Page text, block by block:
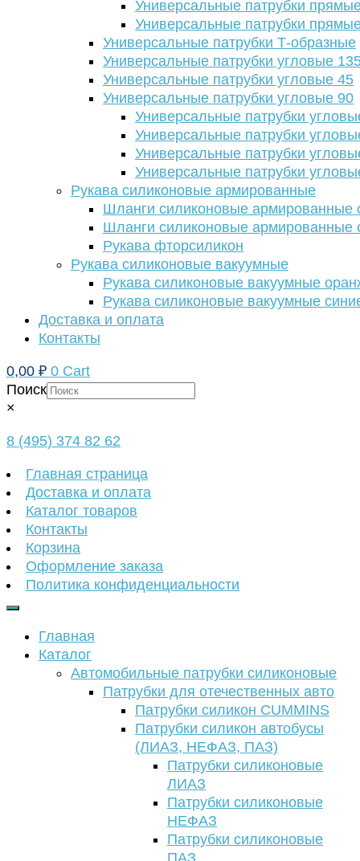
Универсальные патрубки
Универсальные патрубки
Универсальные патрубки Т-образные
Универсальные патрубки угловые
Универсальные патрубки угловые 45
Универсальные патрубки угловые 90
Универсальные патрубки
Универсальные патрубки
Универсальные патрубки
Универсальные патрубки
Рукава силиконовые армированные
Шланги силиконовые армированные
Шланги силиконовые армированные
Рукава фторсиликон
Рукава силиконовые вакуумные
Рукава силиконовые вакуумные
Рукава силиконовые вакуумные
Доставка и оплата
Контакты
0,00 ₽ 0 Cart
Поиск
×
8 (495) 374 82 62
Главная страница
Доставка и оплата
Каталог товаров
Контакты
Корзина
Оформление заказа
Политика конфиденциальности
Главная
Каталог
Автомобильные патрубки силиконовые
Патрубки для отечественных авто
Патрубки силикон CUMMINS
Патрубки силикон автобусы
(ЛИАЗ, НЕФАЗ, ПАЗ)
Патрубки силиконовые
ЛИАЗ
Патрубки силиконовые
НЕФАЗ
Патрубки силиконовые
ПАЗ